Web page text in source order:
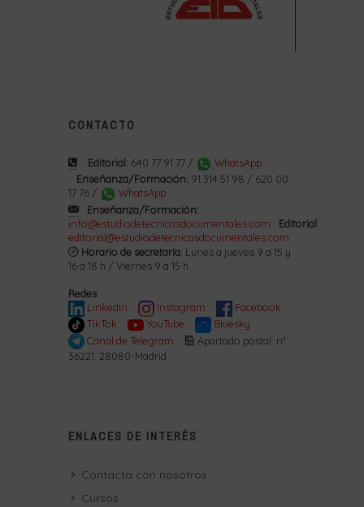
CONTACTO
Editorial: 640 77 91 77 /
WhatsApp
Enseñanza/Formación: 91 314 51 98 / 620 00
17 76 /
WhatsApp
Enseñanza/Formación:
info@estudiodetecnicasdocumentales.com
Editorial:
editorial@estudiodetecnicasdocumentales.com
Horario de secretaría: Lunes a jueves 9 a 15 y
16 a 18 h / Viernes 9 a 15 h.
Redes
LinkedIn
Instagram
Facebook
TikTok
YouTube
Bluesky
Canal de Telegram
Apartado postal: nº
36221. 28080-Madrid
ENLACES DE INTERÉS
Contacta con nosotros
Cursos